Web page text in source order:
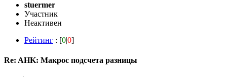
stuermer
Участник
Неактивен
Рейтинг : [0|0]
Re: AHK: Макрос подсчета разницы